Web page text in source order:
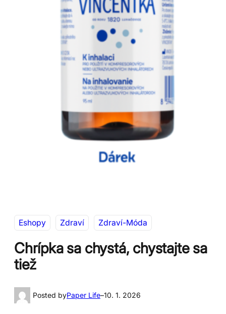
Eshopy Zdraví Zdraví-Móda
Chrípka sa chystá, chystajte sa
tiež
Posted byPaper Life–10. 1. 2026